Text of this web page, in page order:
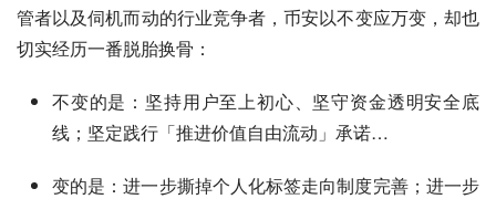
管者以及伺机而动的行业竞争者，币安以不变应万变，却也
切实经历一番脱胎换骨：
不变的是：坚持用户至上初心、坚守资金透明安全底
线；坚定践行「推进价值自由流动」承诺…
变的是：进一步撕掉个人化标签走向制度完善；进一步